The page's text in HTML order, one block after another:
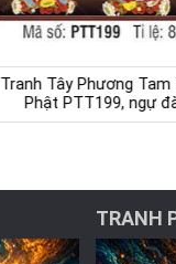
Tranh Tây Phương Tam
Phật PTT199, ngự
TRANH